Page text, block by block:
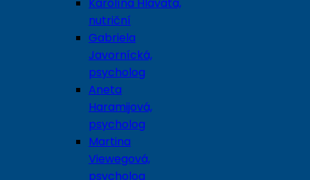
Karolína Hlavatá,
nutriční
Gabriela
Javornícká,
psycholog
Aneta
Haramijová,
psycholog
Martina
Viewegová,
psycholog